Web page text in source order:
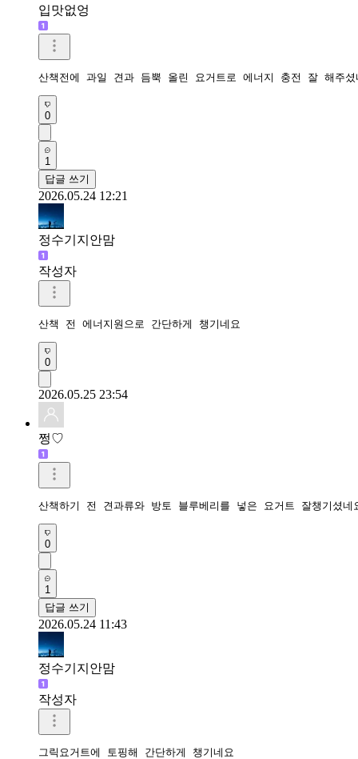
입맛없엉
산책전에 과일 견과 듬뿍 올린 요거트로 에너지 충전 잘 해주
0
1
답글 쓰기
2026.05.24 12:21
정수기지안맘
작성자
산책 전 에너지원으로 간단하게 챙기네요
0
2026.05.25 23:54
쩡♡
산책하기 전 견과류와 방토 블루베리를 넣은 요거트 잘챙기셨네
0
1
답글 쓰기
2026.05.24 11:43
정수기지안맘
작성자
그릭요거트에 토핑해 간단하게 챙기네요